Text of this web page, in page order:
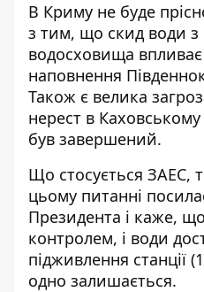
В Криму не буде
з тим, що скид води з
водосховища
наповнення
Також є велика
нерест в
був завершений.
Що стосується ЗАЕС,
цьому питанні
Президента і каже, що
контролем, і води
підживлення станції
одно залишається.